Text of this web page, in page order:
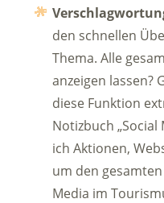
den schnellen
Thema. Alle
anzeigen lassen?
diese Funktion
Notizbuch „Social
ich Aktionen,
um den
Media im